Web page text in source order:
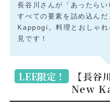
長谷川さんが「あったら
すべての要素を詰め込ん
Kappogi。料理とおしゃ
見です！
LEE限定！ 【長谷
New